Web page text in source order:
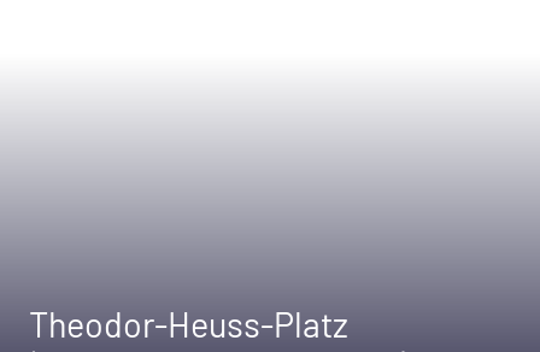
Theodor-Heuss-Platz